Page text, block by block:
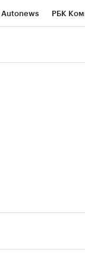
Autonews РБК